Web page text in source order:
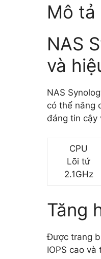
Mô tả
NAS
và
NAS
có thể nâng
đáng tin cậy
CPU
Lõi tứ
2.1GHz
Tăng
Được trang
IOPS cao